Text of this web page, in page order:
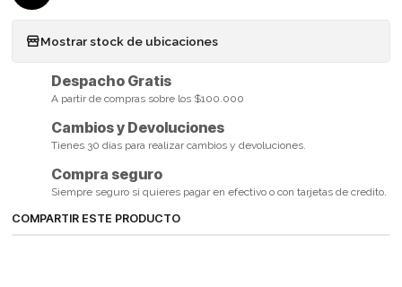
Mostrar stock de ubicaciones
Despacho Gratis
A partir de compras sobre los $100.000
Cambios y Devoluciones
Tienes 30 días para realizar cambios y devoluciones.
Compra seguro
Siempre seguro si quieres pagar en efectivo o con tarjetas de credito.
COMPARTIR ESTE PRODUCTO